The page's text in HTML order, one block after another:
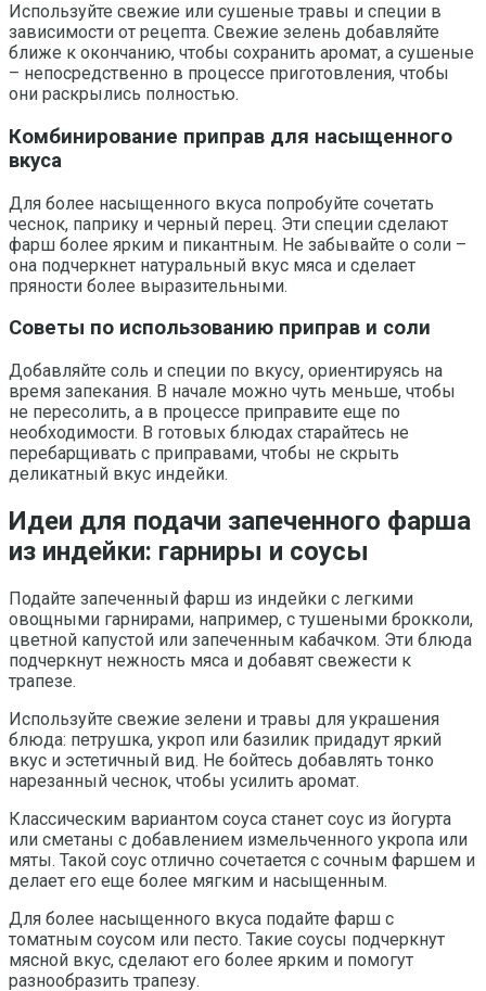
Используйте свежие или сушеные травы и специи в
зависимости от рецепта. Свежие зелень добавляйте
ближе к окончанию, чтобы сохранить аромат, а сушеные
– непосредственно в процессе приготовления, чтобы
они раскрылись полностью.
Комбинирование приправ для насыщенного
вкуса
Для более насыщенного вкуса попробуйте сочетать
чеснок, паприку и черный перец. Эти специи сделают
фарш более ярким и пикантным. Не забывайте о соли –
она подчеркнет натуральный вкус мяса и сделает
пряности более выразительными.
Советы по использованию приправ и соли
Добавляйте соль и специи по вкусу, ориентируясь на
время запекания. В начале можно чуть меньше, чтобы
не пересолить, а в процессе приправите еще по
необходимости. В готовых блюдах старайтесь не
перебарщивать с приправами, чтобы не скрыть
деликатный вкус индейки.
Идеи для подачи запеченного фарша
из индейки: гарниры и соусы
Подайте запеченный фарш из индейки с легкими
овощными гарнирами, например, с тушеными брокколи,
цветной капустой или запеченным кабачком. Эти блюда
подчеркнут нежность мяса и добавят свежести к
трапезе.
Используйте свежие зелени и травы для украшения
блюда: петрушка, укроп или базилик придадут яркий
вкус и эстетичный вид. Не бойтесь добавлять тонко
нарезанный чеснок, чтобы усилить аромат.
Классическим вариантом соуса станет соус из йогурта
или сметаны с добавлением измельченного укропа или
мяты. Такой соус отлично сочетается с сочным фаршем и
делает его еще более мягким и насыщенным.
Для более насыщенного вкуса подайте фарш с
томатным соусом или песто. Такие соусы подчеркнут
мясной вкус, сделают его более ярким и помогут
разнообразить трапезу.